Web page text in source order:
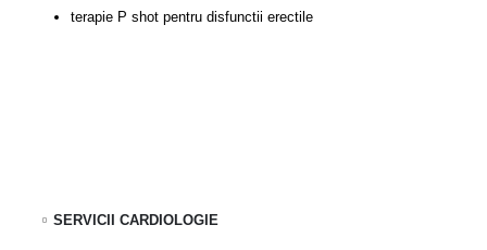
terapie P shot pentru disfunctii erectile
SERVICII CARDIOLOGIE